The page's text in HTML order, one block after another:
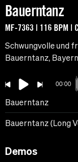
Bauerntanz
MF-7363 | 116 BPM |
Schwungvolle und
Bauerntanz,
00:00
Bauerntanz
Bauerntanz (Long
Demos